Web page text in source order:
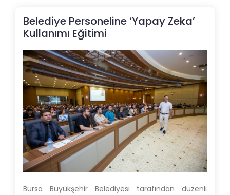
Belediye Personeline ‘Yapay Zeka’
Kullanımı Eğitimi
Bursa Büyükşehir Belediyesi tarafından düzenli